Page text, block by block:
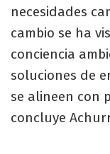
necesidades
cambio se ha
conciencia
soluciones de
se alineen con
concluye